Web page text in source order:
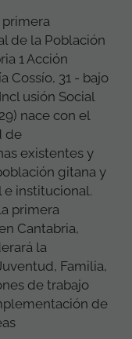
de la Población
1 Acción
Cossío, 31 - bajo
usión Social
nace con el
de
existentes y
gitana y
e institucional.
primera
Cantabria,
la
Familia,
de trabajo
de